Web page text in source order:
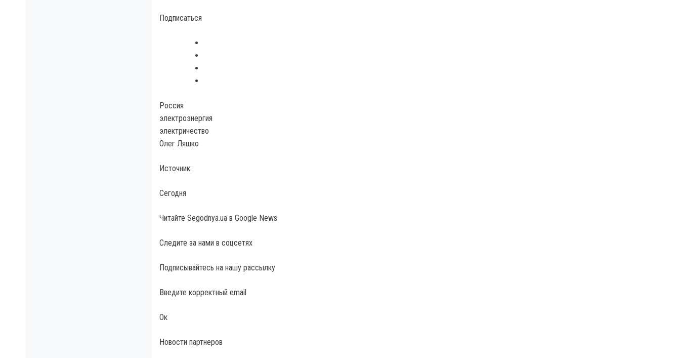
Подписаться
Россия
электроэнергия
электричество
Олег Ляшко
Источник:
Сегодня
Читайте Segodnya.ua в Google News
Следите за нами в соцсетях
Подписывайтесь на нашу рассылку
Введите корректный email
Ок
Новости партнеров